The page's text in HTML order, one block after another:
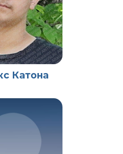
Катона